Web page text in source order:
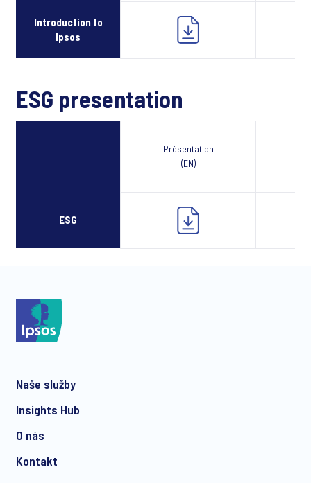
Introduction to
Ipsos
ESG presentation
Présentation
(EN)
ESG
Naše služby
Insights Hub
O nás
Kontakt